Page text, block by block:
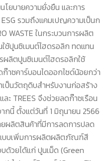
ยบายความยั่งยืน และการ
รวมถึงแคมเปญความเป็นก
WASTE ในกระบวนการผลิต
ช้ปูนซิเมนต์ไฮดรอลิก ทดแทน
ลิตปูนซิเมนต์ไฮดรอลิกใช้
าซคาร์บอนไดออกไซด์น้อยกว่า
ป็นวัตถุดิบสำหรับงานก่อสร้าง
ะ TREES จึงช่วยลดก๊าซเรือน
กนี้ ตั้งแต่วันที่ 1 มิถุนายน 2566
ผลิตสินค้าที่มีการลดการปลด
บบเพิ่มการผลิตผลิตภัณฑ์สี
ด้วยได้แก่ ปูนเม็ด (Green